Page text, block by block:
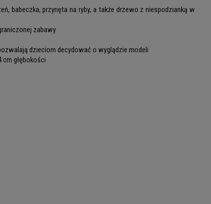
babeczka, przynęta na ryby, a także drzewo z niespodzianką w
zabawy
dzieciom decydować o wyglądzie modeli
głębokości